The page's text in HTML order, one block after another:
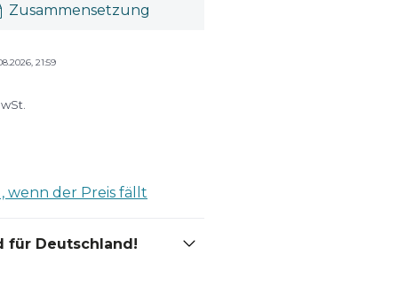
Zusammensetzung
21:59
wenn der Preis fällt
für Deutschland!